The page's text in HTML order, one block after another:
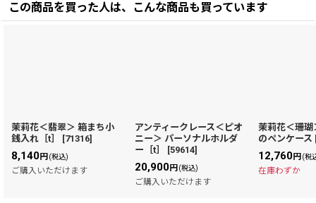
この商品を買った人は、こんな商品も買っています
茉莉花＜翡翠＞ 箱まち小
銭入れ［t］
[71316]
8,140円 (税込)
ご購入いただけます
アンティークレース＜ピオ
ニー＞ パーソナルホルダ
ー［t］
[59614]
20,900円 (税込)
ご購入いただけます
茉莉花＜珊瑚
のペンケース
12,760円 (税
在庫わずか